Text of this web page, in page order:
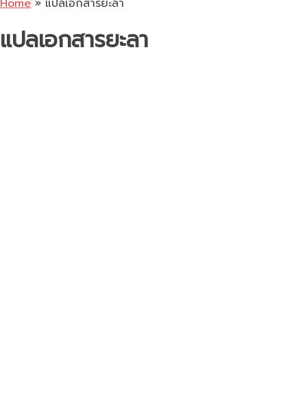
Home » แปลเอกสารยะลา
แปลเอกสารยะลา